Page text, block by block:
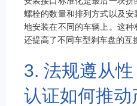
螺栓的数量和排列方式以及
地安装在不同的车辆上。这种
还提高了不同车型刹车盘的互
3. 法规遵从
认证如何推